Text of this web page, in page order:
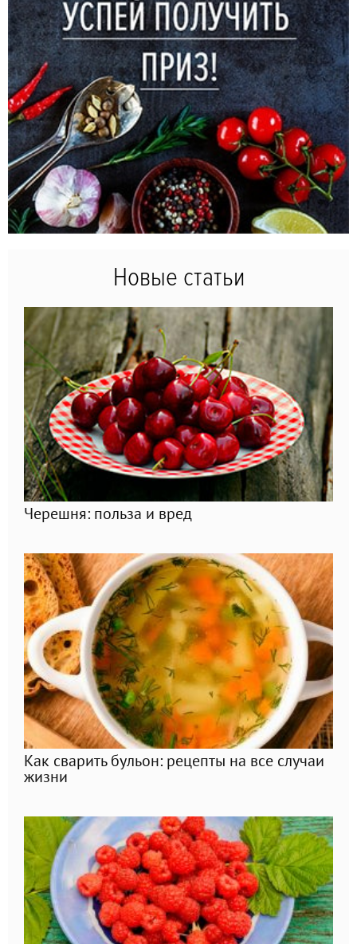
Новые статьи
Черешня: польза и вред
Как сварить бульон: рецепты на все случаи
жизни